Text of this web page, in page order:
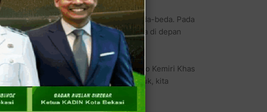
atau sapi, namun racikannya berbeda-beda. Pada
to Heritage & Festival Soto Nusantara di depan
festival ini. Di antaranya adalah Soto Kemiri Khas
Banjar, Soto Padang, dan lainnya. Yuk, kita